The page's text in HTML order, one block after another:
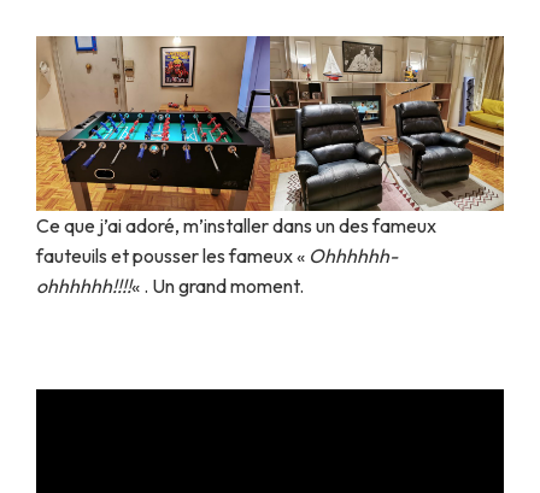
Ce que j’ai adoré, m’installer dans un des fameux
fauteuils et pousser les fameux « Ohhhhhh-
ohhhhhh!!!!« . Un grand moment.